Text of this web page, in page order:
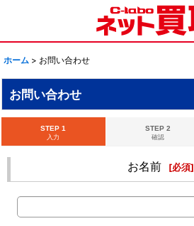
ホーム > お問い合わせ
お問い合わせ
STEP 1
入力
STEP 2
確認
お名前 [必須]